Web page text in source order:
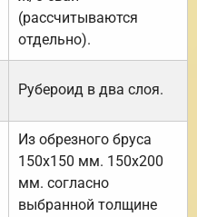
(рассчитываются
отдельно).
Рубероид в два слоя.
Из обрезного бруса
150х150 мм. 150х200
мм. согласно
выбранной толщине